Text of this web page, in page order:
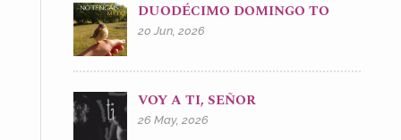
DUODÉCIMO DOMINGO TO
20 Jun, 2026
VOY A TI, SEÑOR
26 May, 2026